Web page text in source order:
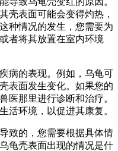
壳表面可能会变得灼热，
种情况的发生，您需要为
者将其放置在室内环境
病的表现。例如，乌龟可
表面发生变化。如果您的
医那里进行诊断和治疗。
活环境，以促进其康复。
致的，您需要根据具体情
龟壳表面出现的情况是什